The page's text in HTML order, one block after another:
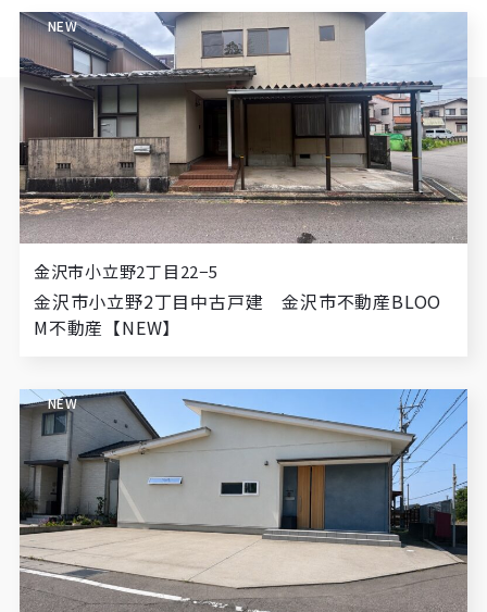
金沢市小立野2丁目22−5
金沢市小立野2丁目中古戸建 金沢市不動産BLOO
M不動産【NEW】
NEW
NEW